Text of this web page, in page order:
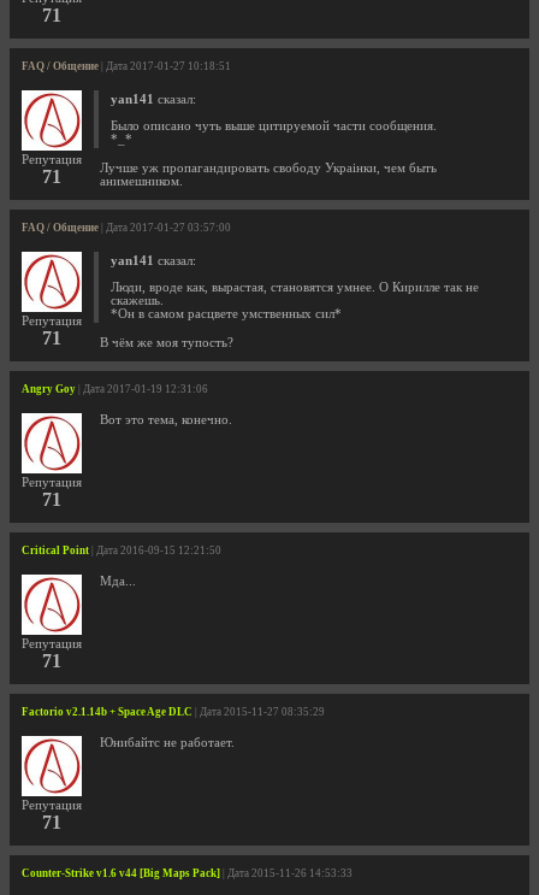
71
FAQ / Общение | Дата 2017-01-27 10:18:51
Репутация
71
yan141 сказал:
Было описано чуть выше цитируемой части сообщения.
*_*
Лучше уж пропагандировать свободу Украiнки, чем быть
анимешником.
FAQ / Общение | Дата 2017-01-27 03:57:00
Репутация
71
yan141 сказал:
Люди, вроде как, вырастая, становятся умнее. О Кирилле так не
скажешь.
*Он в самом расцвете умственных сил*
В чём же моя тупость?
Angry Goy | Дата 2017-01-19 12:31:06
Репутация
71
Вот это тема, конечно.
Critical Point | Дата 2016-09-15 12:21:50
Репутация
71
Мда...
Factorio v2.1.14b + Space Age DLC | Дата 2015-11-27 08:35:29
Репутация
71
Юнибайтс не работает.
Counter-Strike v1.6 v44 [Big Maps Pack] | Дата 2015-11-26 14:53:33